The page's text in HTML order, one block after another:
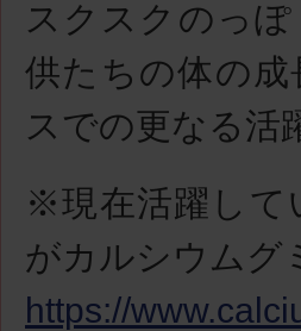
スクスクのっ
供たちの体の
スでの更なる活
※現在活躍して
がカルシウムグ
https://